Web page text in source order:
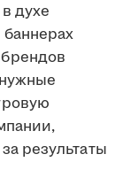
духе
результаты